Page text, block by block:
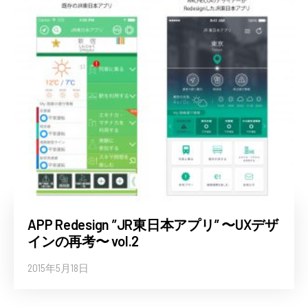
APP Redesign ”JR東日本アプリ” 〜UXデザ
インの再考〜 vol.2
2015年5月18日